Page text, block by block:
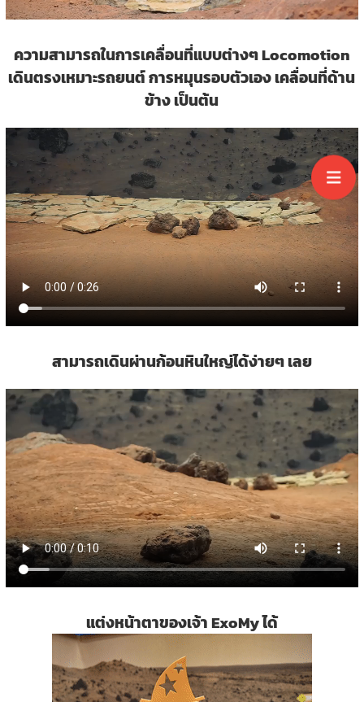
ความสามารถในการเคลื่อนที่แบบต่างๆ Locomotion
เดินตรงเหมาะรถยนต์ การหมุนรอบตัวเอง เคลื่อนที่ด้าน
ข้าง เป็นต้น
สามารถเดินผ่านก้อนหินใหญ่ได้ง่ายๆ เลย
แต่งหน้าตาของเจ้า ExoMy ได้